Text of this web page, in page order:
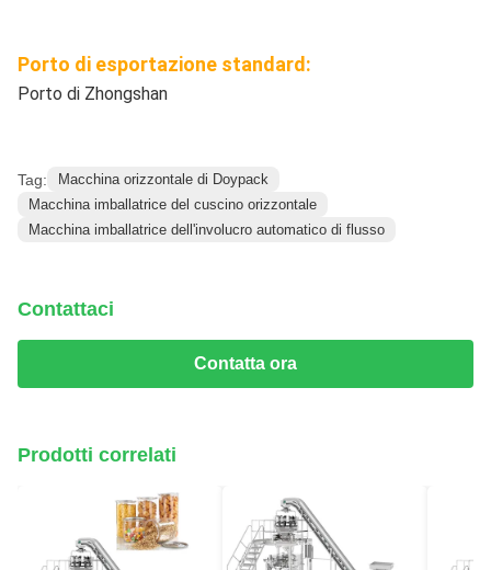
Porto di esportazione standard:
Porto di Zhongshan
Tag:
Macchina orizzontale di Doypack
Macchina imballatrice del cuscino orizzontale
Macchina imballatrice dell'involucro automatico di flusso
Contattaci
Contatta ora
Prodotti correlati